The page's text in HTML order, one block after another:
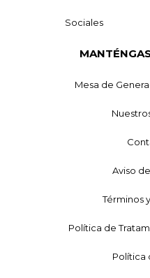
Sociales
Mesa de
Aviso
Términos
Política de
Política